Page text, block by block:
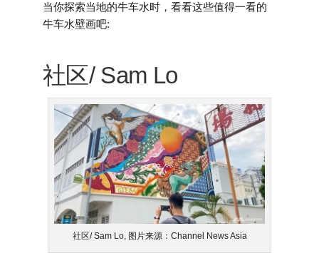
当你探索当地的牛车水时，看看这些值得一看的
牛车水壁画吧:
社区/ Sam Lo
社区/ Sam Lo, 图片来源：Channel News Asia